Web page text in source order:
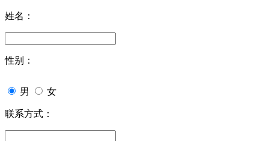
姓名：
性别：
男 女
联系方式：